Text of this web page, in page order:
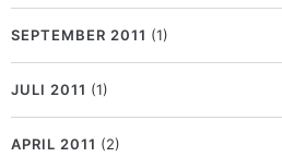
SEPTEMBER 2011 (1)
JULI 2011 (1)
APRIL 2011 (2)